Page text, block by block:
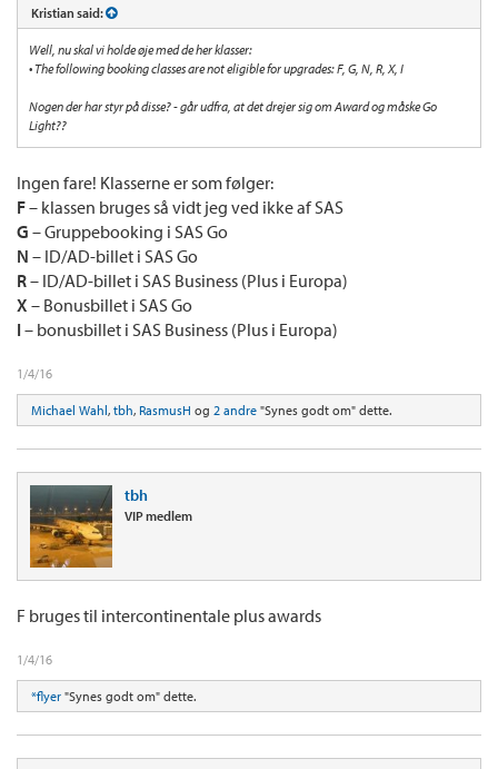
Kristian said:
Well, nu skal vi holde øje med de her klasser:
• The following booking classes are not eligible for upgrades: F, G, N, R, X, I
Nogen der har styr på disse? - går udfra, at det drejer sig om Award og måske Go
Light??
Ingen fare! Klasserne er som følger:
F– klassen bruges så vidt jeg ved ikke af SAS
G – Gruppebooking i SAS Go
N – ID/AD-billet i SAS Go
R– ID/AD-billet i SAS Business (Plus i Europa)
X – Bonusbillet i SAS Go
I – bonusbillet i SAS Business (Plus i Europa)
1/4/16
Michael Wahl, tbh, RasmusH og 2 andre "Synes godt om" dette.
tbh
VIP medlem
F bruges til intercontinentale plus awards
1/4/16
*flyer "Synes godt om" dette.